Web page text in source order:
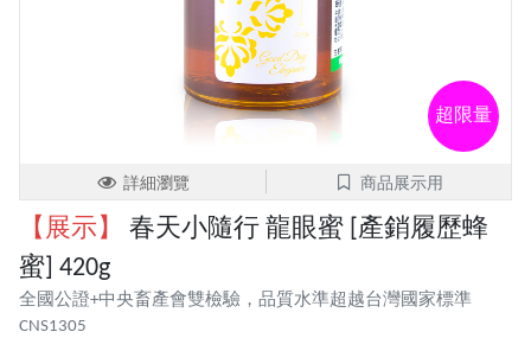
超限量
詳細瀏覽 商品展示用
【展示】
春天小隨行 龍眼蜜 [產銷履歷蜂
蜜] 420g
全國公證+中央畜產會雙檢驗，品質水準超越台灣國家標準
CNS1305